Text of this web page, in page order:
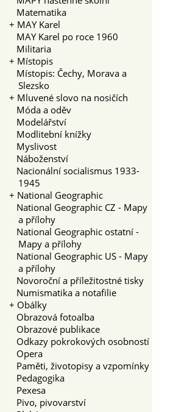
Matematika
+ MAY Karel
MAY Karel po roce 1960
Militaria
+ Místopis
Místopis: Čechy, Morava a
Slezsko
+ Mluvené slovo na nosičích
Móda a oděv
Modelářství
Modlitební knížky
Myslivost
Náboženství
Nacionální socialismus 1933-
1945
+ National Geographic
National Geographic CZ - Mapy
a přílohy
National Geographic ostatní -
Mapy a přílohy
National Geographic US - Mapy
a přílohy
Novoroční a příležitostné tisky
Numismatika a notafilie
+ Obálky
Obrazová fotoalba
Obrazové publikace
Odkazy pokrokových osobností
Opera
Paměti, životopisy a vzpomínky
Pedagogika
Pexesa
Pivo, pivovarství